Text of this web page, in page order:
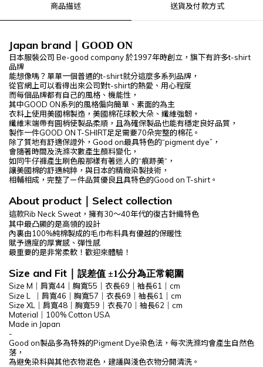
商品描述 送貨及付款方式
Japan brand GOOD ON
日本服裝公司 Be-good company於1997年時創立，旗下有許多t-shirt
品牌
能想像嗎？單單一個普通的t-shirt就分這麼多系列品牌，
從官網上可以看得出來公司對t-shirt的熱愛、用心程度
而每個品牌都有自己的風格、機能性，
其中GOOD ON系列的風格偏向簡單、素面的為主
衣料上使用美國棉製造，美國棉花球較大朵、纖維強韌，
纖維末端帶有圓梢使製品柔順， 且為確保製品也能有穩定良好品質，
製作一件GOOD ON T-SHIRT足足需要70朵完整的棉花。
除了質地有舒適保證外，Good on最具特色的“pigment dye”，
會隨著時間及洗滌次數產生顏料變化，
如同牛仔褲產生刷色般那樣有著迷人的“痕跡美“，
讓美國棉的舒適純粹，與日本的精緻染製技術，
相輔相成，完整了ㄧ件品質優良且具特色的Good on T-shirt。
About product Select collection
這款Rib Neck Sweat ，擁有30～40年代的復古針織特色
其中最凸顯的是高領的設計
內裏由100%純棉製成的毛巾布料具有優越的保暖性
賦予適度的厚實感、彈性感
最重要的是非常柔軟！歡迎來體驗！
Size and Fit 誤差值 ±1公分為正常範圍
Size M｜肩寬44｜胸寬55｜衣長69 ｜袖長61｜cm
Size L ｜肩寬46｜胸寬57｜衣長69｜袖長61｜cm
Size XL｜肩寬48｜胸寬59｜衣長70｜袖長62｜cm
Material｜100% Cotton USA
Made in Japan
-
Good on製品多為特殊的Pigment Dye染色法，每次洗滌均會產生自然色
落，
為避免染料與其他衣物混色，建議與淺色衣物分開清洗。